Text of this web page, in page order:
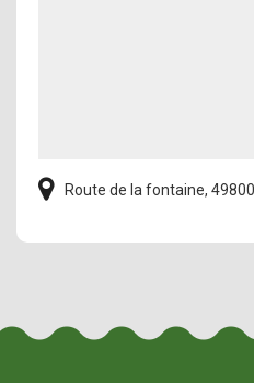
Route de la fontaine,